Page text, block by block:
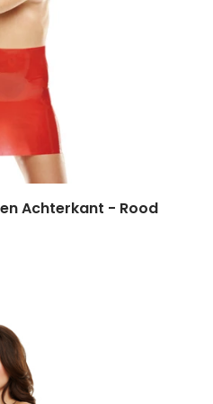
Achterkant - Rood